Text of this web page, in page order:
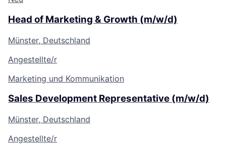
Head of Marketing & Growth (m/w/d)
Münster, Deutschland
Angestellte/r
Marketing und Kommunikation
Sales Development Representative (m/w/d)
Münster, Deutschland
Angestellte/r